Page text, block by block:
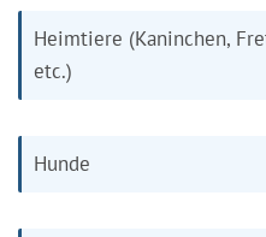
Heimtiere (Kaninchen,
etc.)
Hunde